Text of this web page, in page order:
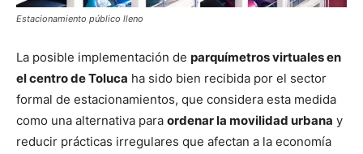
Estacionamiento público lleno
La posible implementación de parquímetros virtuales en
el centro de Toluca ha sido bien recibida por el sector
formal de estacionamientos, que considera esta medida
como una alternativa para ordenar la movilidad urbana y
reducir prácticas irregulares que afectan a la economía